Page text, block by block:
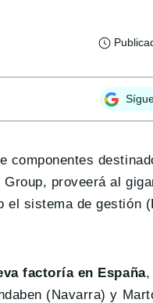
componentes
proveerá al
el sistema de gestión
factoría en España,
(Navarra) y